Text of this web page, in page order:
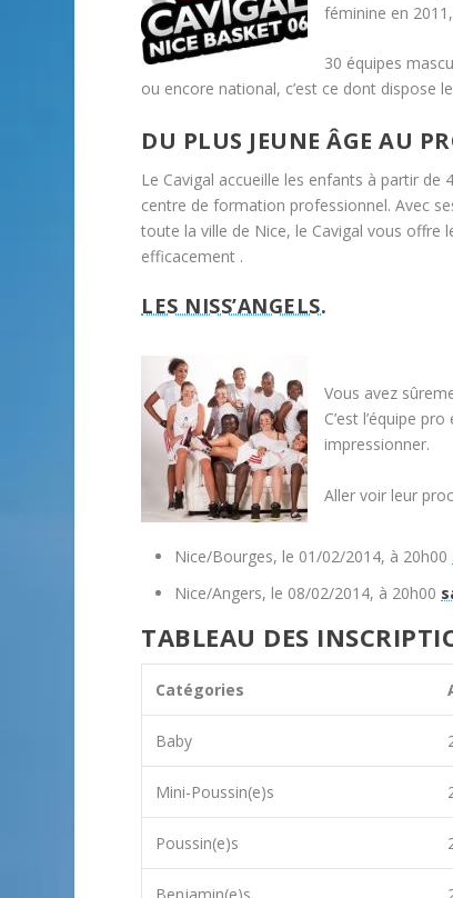
féminine en
30 équipes
ou encore national, c’est ce dont dispose
DU PLUS JEUNE ÂGE AU
Le Cavigal accueille les enfants à partir de
centre de formation professionnel. Avec
toute la ville de Nice, le Cavigal vous offre
efficacement .
LES NISS’ANGELS.
Vous avez
C’est l’équipe
impressionner.
Aller voir leur
Nice/Bourges, le 01/02/2014, à 20h00
Nice/Angers, le 08/02/2014, à 20h00
TABLEAU DES
Catégories
Baby
Mini-Poussin(e)s
Poussin(e)s